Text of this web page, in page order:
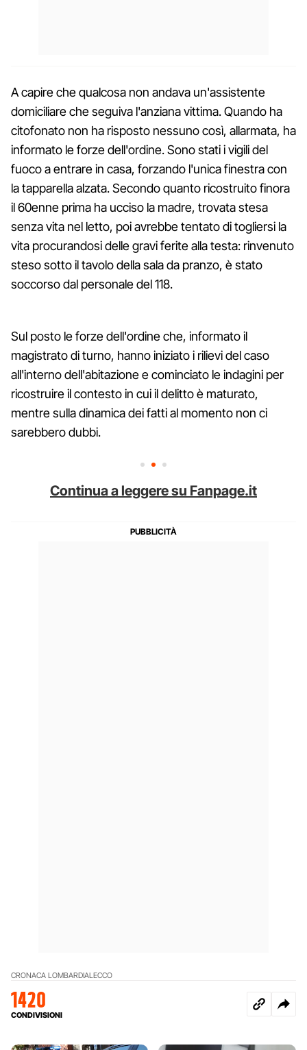
A capire che qualcosa non andava un'assistente
domiciliare che seguiva l'anziana vittima. Quando ha
citofonato non ha risposto nessuno così, allarmata, ha
informato le forze dell'ordine. Sono stati i vigili del
fuoco a entrare in casa, forzando l'unica finestra con
la tapparella alzata. Secondo quanto ricostruito finora
il 60enne prima ha ucciso la madre, trovata stesa
senza vita nel letto, poi avrebbe tentato di togliersi la
vita procurandosi delle gravi ferite alla testa: rinvenuto
steso sotto il tavolo della sala da pranzo, è stato
soccorso dal personale del 118.
Sul posto le forze dell'ordine che, informato il
magistrato di turno, hanno iniziato i rilievi del caso
all'interno dell'abitazione e cominciato le indagini per
ricostruire il contesto in cui il delitto è maturato,
mentre sulla dinamica dei fatti al momento non ci
sarebbero dubbi.
Continua a leggere su Fanpage.it
CRONACA LOMBARDIALECCO
1420
CONDIVISIONI